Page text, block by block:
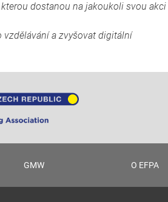
dostanou na jakoukoli svou akci
a zvyšovat digitální
GMW O EFPA